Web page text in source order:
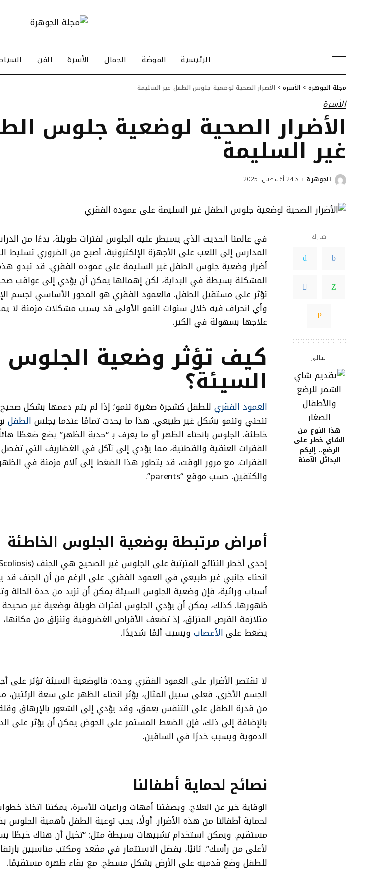
الرئيسية الموضة الجمال الأسرة الفن
مجلة الجوهرة > الأسرة > الأضرار الصحية لوضعية جلوس الطفل غير السليمة
الأسرة
الأضرار الصحية لوضعية جلوس
غير السليمة
Posted
الجوهرة 24 أغسطس، 2025
شارك
التالي
هذا النوع من
الشاي خطر على
الرضع.. إليكم
البدائل الآمنة
في عالمنا الحديث الذي يسيطر عليه الجلوس لفترات طويلة، بدءًا من
المدارس إلى اللعب على الأجهزة الإلكترونية، أصبح من الضروري تسليط
أضرار وضعية جلوس الطفل غير السليمة على عموده الفقري. قد تبدو
المشكلة بسيطة في البداية، لكن إهمالها يمكن أن يؤدي إلى عواقب
تؤثر على مستقبل الطفل. فالعمود الفقري هو المحور الأساسي لجسم
وأي انحراف فيه خلال سنوات النمو الأولى قد يسبب مشكلات مزمنة لا
علاجها بسهولة في الكبر.
كيف تؤثر وضعية الجلوس
السيئة؟
العمود الفقري للطفل كشجرة صغيرة تنمو؛ إذا لم يتم دعمها بشكل
تنحني وتنمو بشكل غير طبيعي. هذا ما يحدث تمامًا عندما يجلس الطفل
خاطئة. الجلوس بانحناء الظهر أو ما يعرف بـ “حدبة الظهر” يضع ضغطًا
الفقرات العنقية والقطنية، مما يؤدي إلى تآكل في الغضاريف التي
الفقرات. مع مرور الوقت، قد يتطور هذا الضغط إلى آلام مزمنة في
والكتفين. حسب موقع “parents”.
أمراض مرتبطة بوضعية الجلوس الخاطئة
انحناء جانبي غير طبيعي في العمود الفقري. على الرغم من أن الجنف قد
أسباب وراثية، فإن وضعية الجلوس السيئة يمكن أن تزيد من حدة الحالة
ظهورها. كذلك، يمكن أن يؤدي الجلوس لفترات طويلة بوضعية غير
متلازمة القرص المنزلق، إذ تضعف الأقراص الغضروفية وتنزلق من مكانها،
يضغط على الأعصاب ويسبب ألمًا شديدًا.
لا تقتصر الأضرار على العمود الفقري وحده؛ فالوضعية السيئة تؤثر على
الجسم الأخرى. فعلى سبيل المثال، يؤثر انحناء الظهر على سعة الرئتين،
من قدرة الطفل على التنفس بعمق، وقد يؤدي إلى الشعور بالإرهاق وقلة
بالإضافة إلى ذلك، فإن الضغط المستمر على الحوض يمكن أن يؤثر على
الدموية ويسبب خدرًا في الساقين.
نصائح لحماية أطفالنا
الوقاية خير من العلاج. وبصفتنا أمهات وراعيات للأسرة، يمكننا اتخاذ
لحماية أطفالنا من هذه الأضرار. أولًا، يجب توعية الطفل بأهمية الجلوس
مستقيم. ويمكن استخدام تشبيهات بسيطة مثل: “تخيل أن هناك خيطًا
لأعلى من رأسك”. ثانيًا، يفضل الاستثمار في مقعد ومكتب مناسبين
للطفل وضع قدميه على الأرض بشكل مسطح. مع بقاء ظهره مستقيمًا.